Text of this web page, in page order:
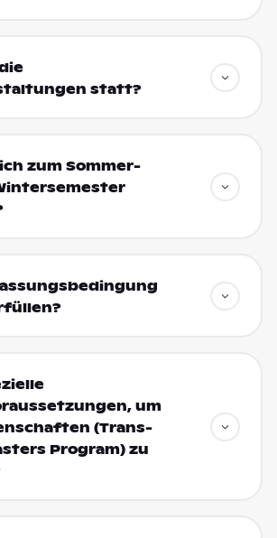
statt?
zum Sommer-
um
(Trans-
Program) zu